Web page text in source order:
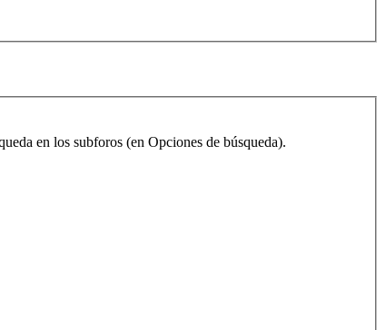
en los subforos (en Opciones de búsqueda).